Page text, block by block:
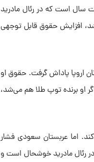
سال است که در رئال مادرید
افزایش حقوق قابل توجهی
اروپا پاداش گرفت. حقوق او
او برنده توپ طلا هم می‌شد،
کند. اما عربستان سعودی فشار
رئال مادرید خوشحال است و